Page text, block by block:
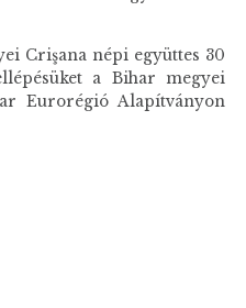
Crişana népi együttes 30
a Bihar megyei
Eurorégió Alapítványon